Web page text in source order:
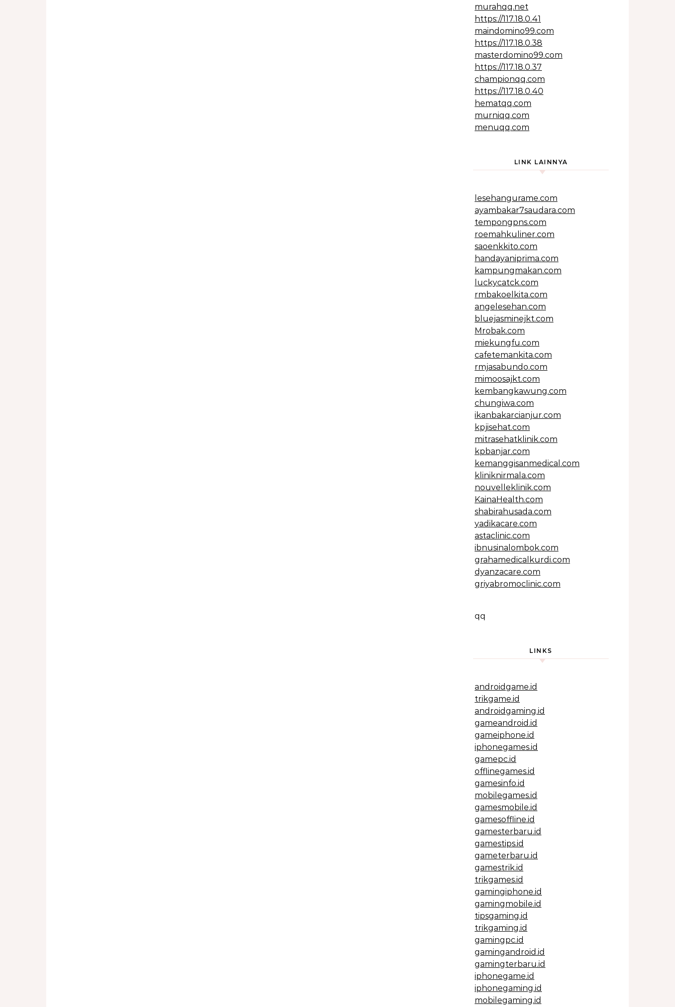
murahqq.net
https://117.18.0.41
maindomino99.com
https://117.18.0.38
masterdomino99.com
https://117.18.0.37
championqq.com
https://117.18.0.40
hematqq.com
murniqq.com
menuqq.com
LINK LAINNYA
lesehangurame.com
ayambakar7saudara.com
tempongpns.com
roemahkuliner.com
saoenkkito.com
handayaniprima.com
kampungmakan.com
luckycatck.com
rmbakoelkita.com
angelesehan.com
bluejasminejkt.com
Mrobak.com
miekungfu.com
cafetemankita.com
rmjasabundo.com
mimoosajkt.com
kembangkawung.com
chungiwa.com
ikanbakarcianjur.com
kpjisehat.com
mitrasehatklinik.com
kpbanjar.com
kemanggisanmedical.com
kliniknirmala.com
nouvelleklinik.com
KainaHealth.com
shabirahusada.com
yadikacare.com
astaclinic.com
ibnusinalombok.com
grahamedicalkurdi.com
dyanzacare.com
griyabromoclinic.com
qq
LINKS
androidgame.id
trikgame.id
androidgaming.id
gameandroid.id
gameiphone.id
iphonegames.id
gamepc.id
offlinegames.id
gamesinfo.id
mobilegames.id
gamesmobile.id
gamesoffline.id
gamesterbaru.id
gamestips.id
gameterbaru.id
gamestrik.id
trikgames.id
gamingiphone.id
gamingmobile.id
tipsgaming.id
trikgaming.id
gamingpc.id
gamingandroid.id
gamingterbaru.id
iphonegame.id
iphonegaming.id
mobilegaming.id